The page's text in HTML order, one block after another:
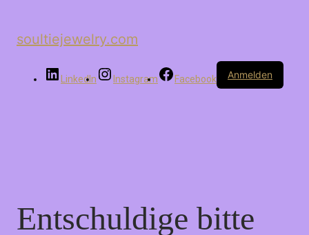
soultiejewelry.com
LinkedIn Instagram Facebook Anmelden
Entschuldige bitte